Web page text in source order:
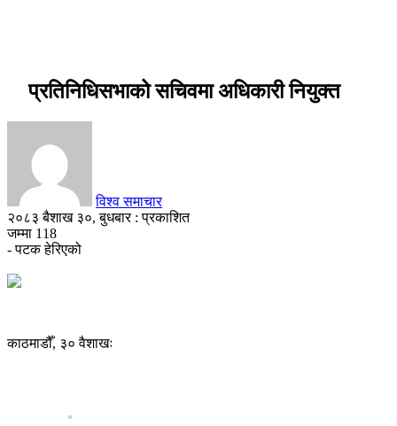
प्रतिनिधिसभाको सचिवमा अधिकारी नियुक्त
विश्व समाचार
२०८३ बैशाख ३०, बुधबार : प्रकाशित
जम्मा 118
- पटक हेरिएको
काठमाडौँ, ३० वैशाखः